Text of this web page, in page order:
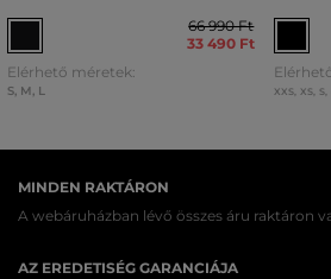
66 990 Ft
33 490 Ft
Elérhető méretek:
S, M, L XXS, XS, S,
MINDEN RAKTÁRON
A webáruházban lévő összes áru raktáron
AZ EREDETISÉG GARANCIÁJA